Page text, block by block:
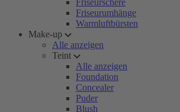
Friseurschere
Friseurumhänge
Warmluftbürsten
Make-up
Alle anzeigen
Teint
Alle anzeigen
Foundation
Concealer
Puder
Blush